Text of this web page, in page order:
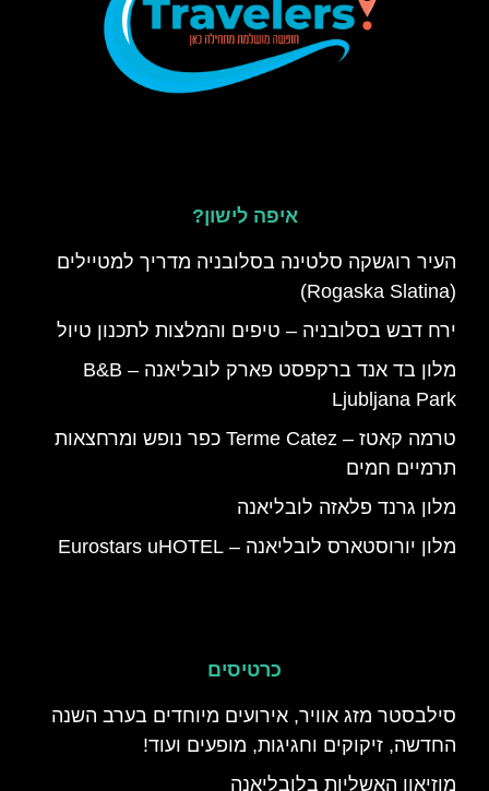
איפה לישון?
העיר רוגשקה סלטינה בסלובניה מדריך למטיילים
(Rogaska Slatina)
ירח דבש בסלובניה – טיפים והמלצות לתכנון טיול
מלון בד אנד ברקפסט פארק לובליאנה – B&B
Ljubljana Park
טרמה קאטז – Terme Catez כפר נופש ומרחצאות
תרמיים חמים
מלון גרנד פלאזה לובליאנה
מלון יורוסטארס לובליאנה – Eurostars uHOTEL
כרטיסים
סילבסטר מזג אוויר, אירועים מיוחדים בערב השנה
החדשה, זיקוקים וחגיגות, מופעים ועוד!
מוזיאון האשליות בלובליאנה